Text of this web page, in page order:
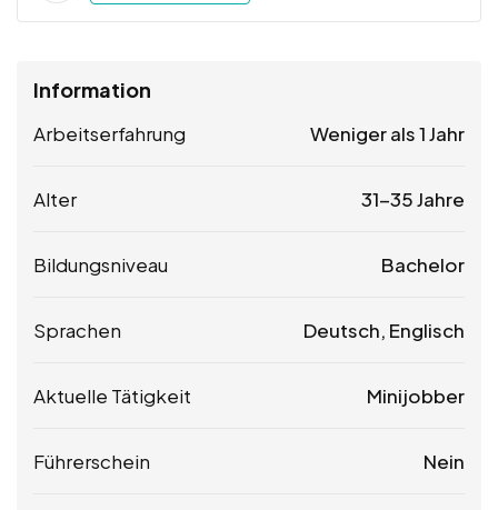
Information
Arbeitserfahrung Weniger als 1 Jahr
Alter 31-35 Jahre
Bildungsniveau Bachelor
Sprachen Deutsch, Englisch
Aktuelle Tätigkeit Minijobber
Führerschein Nein